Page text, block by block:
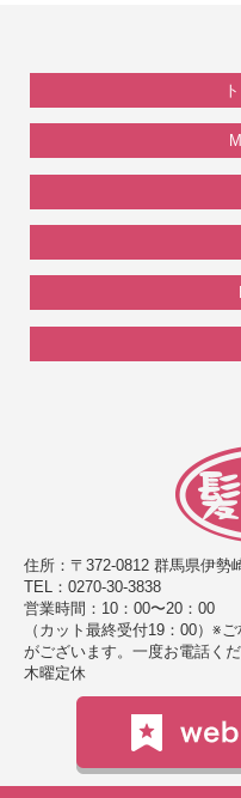
住所：〒372-0812 群馬県伊
TEL：0270-30-3838
営業時間：10：00〜20：00
（カット最終受付19：00）※
がございます。一度お電話くだ
木曜定休